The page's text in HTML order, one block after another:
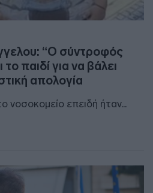
“Ο σύντροφός
παιδί για να βάλει
απολογία
νοσοκομείο επειδή ήταν...